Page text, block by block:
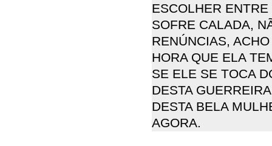
ESCOLHER
SOFRE CALADA,
RENÚNCIAS,
HORA QUE ELA
SE ELE SE TOCA
DESTA
DESTA BELA
AGORA.